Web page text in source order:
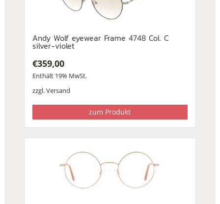
Andy Wolf eyewear Frame 4748 Col. C
silver-violet
€359,00
Enthält 19% MwSt.
zzgl.Versand
zum Produkt